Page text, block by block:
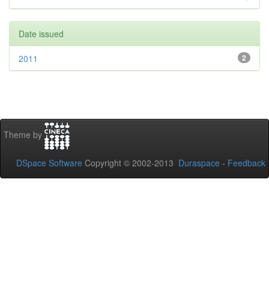
Date issued
2
2011
Theme by
DSpace Software Copyright © 2002-2013 Duraspace - Feedback